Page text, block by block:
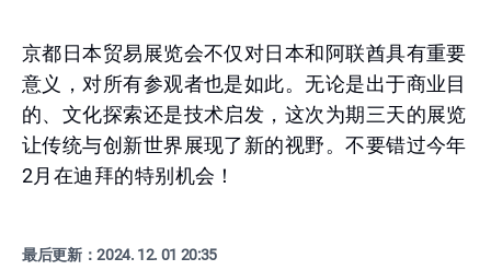
京都日本贸易展览会不仅对日本和阿联酋具有重要
意义，对所有参观者也是如此。无论是出于商业目
的、文化探索还是技术启发，这次为期三天的展览
让传统与创新世界展现了新的视野。不要错过今年
2月在迪拜的特别机会！
最后更新：2024. 12. 01 20:35